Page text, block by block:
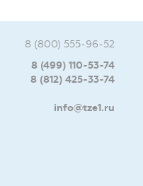
8 (800) 555-96-52
8 (499) 110-53-74
8 (812) 425-33-74
info@tze1.ru